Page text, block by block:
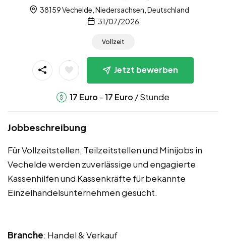
38159 Vechelde, Niedersachsen, Deutschland
31/07/2026
Vollzeit
Jetzt bewerben
17 Euro -17 Euro / Stunde
Jobbeschreibung
Für Vollzeitstellen, Teilzeitstellen und Minijobs in
Vechelde werden zuverlässige und engagierte
Kassenhilfen und Kassenkräfte für bekannte
Einzelhandelsunternehmen gesucht.
Branche: Handel & Verkauf